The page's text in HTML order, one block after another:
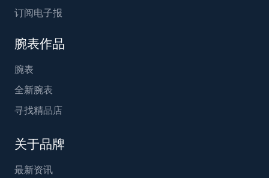
订阅电子报
腕表作品
腕表
全新腕表
寻找精品店
关于品牌
最新资讯